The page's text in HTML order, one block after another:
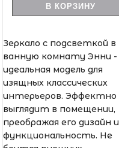
В КОРЗИНУ
Зеркало с подсветкой в
ванную комнату Энни -
идеальная модель для
изящных классических
интерьеров. Эффектно
выглядит в помещении,
преображая его дизайн и
функциональность. Не